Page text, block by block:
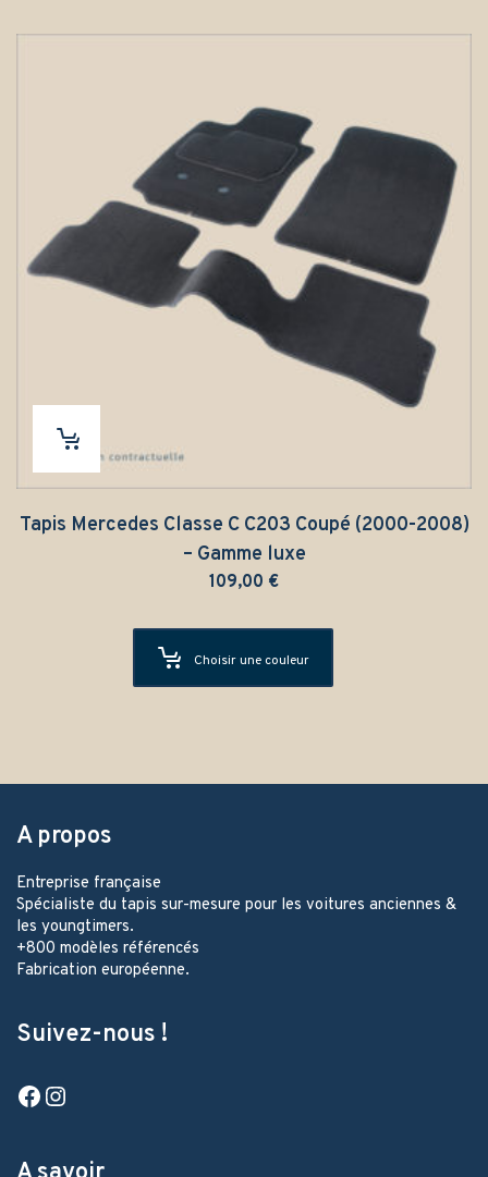
Tapis Mercedes Classe C C203 Coupé (2000-2008)
– Gamme luxe
109,00 €
Choisir une couleur
A propos
Entreprise française
Spécialiste du tapis sur-mesure pour les voitures anciennes &
les youngtimers.
+800 modèles référencés
Fabrication européenne.
Suivez-nous !
Facebook